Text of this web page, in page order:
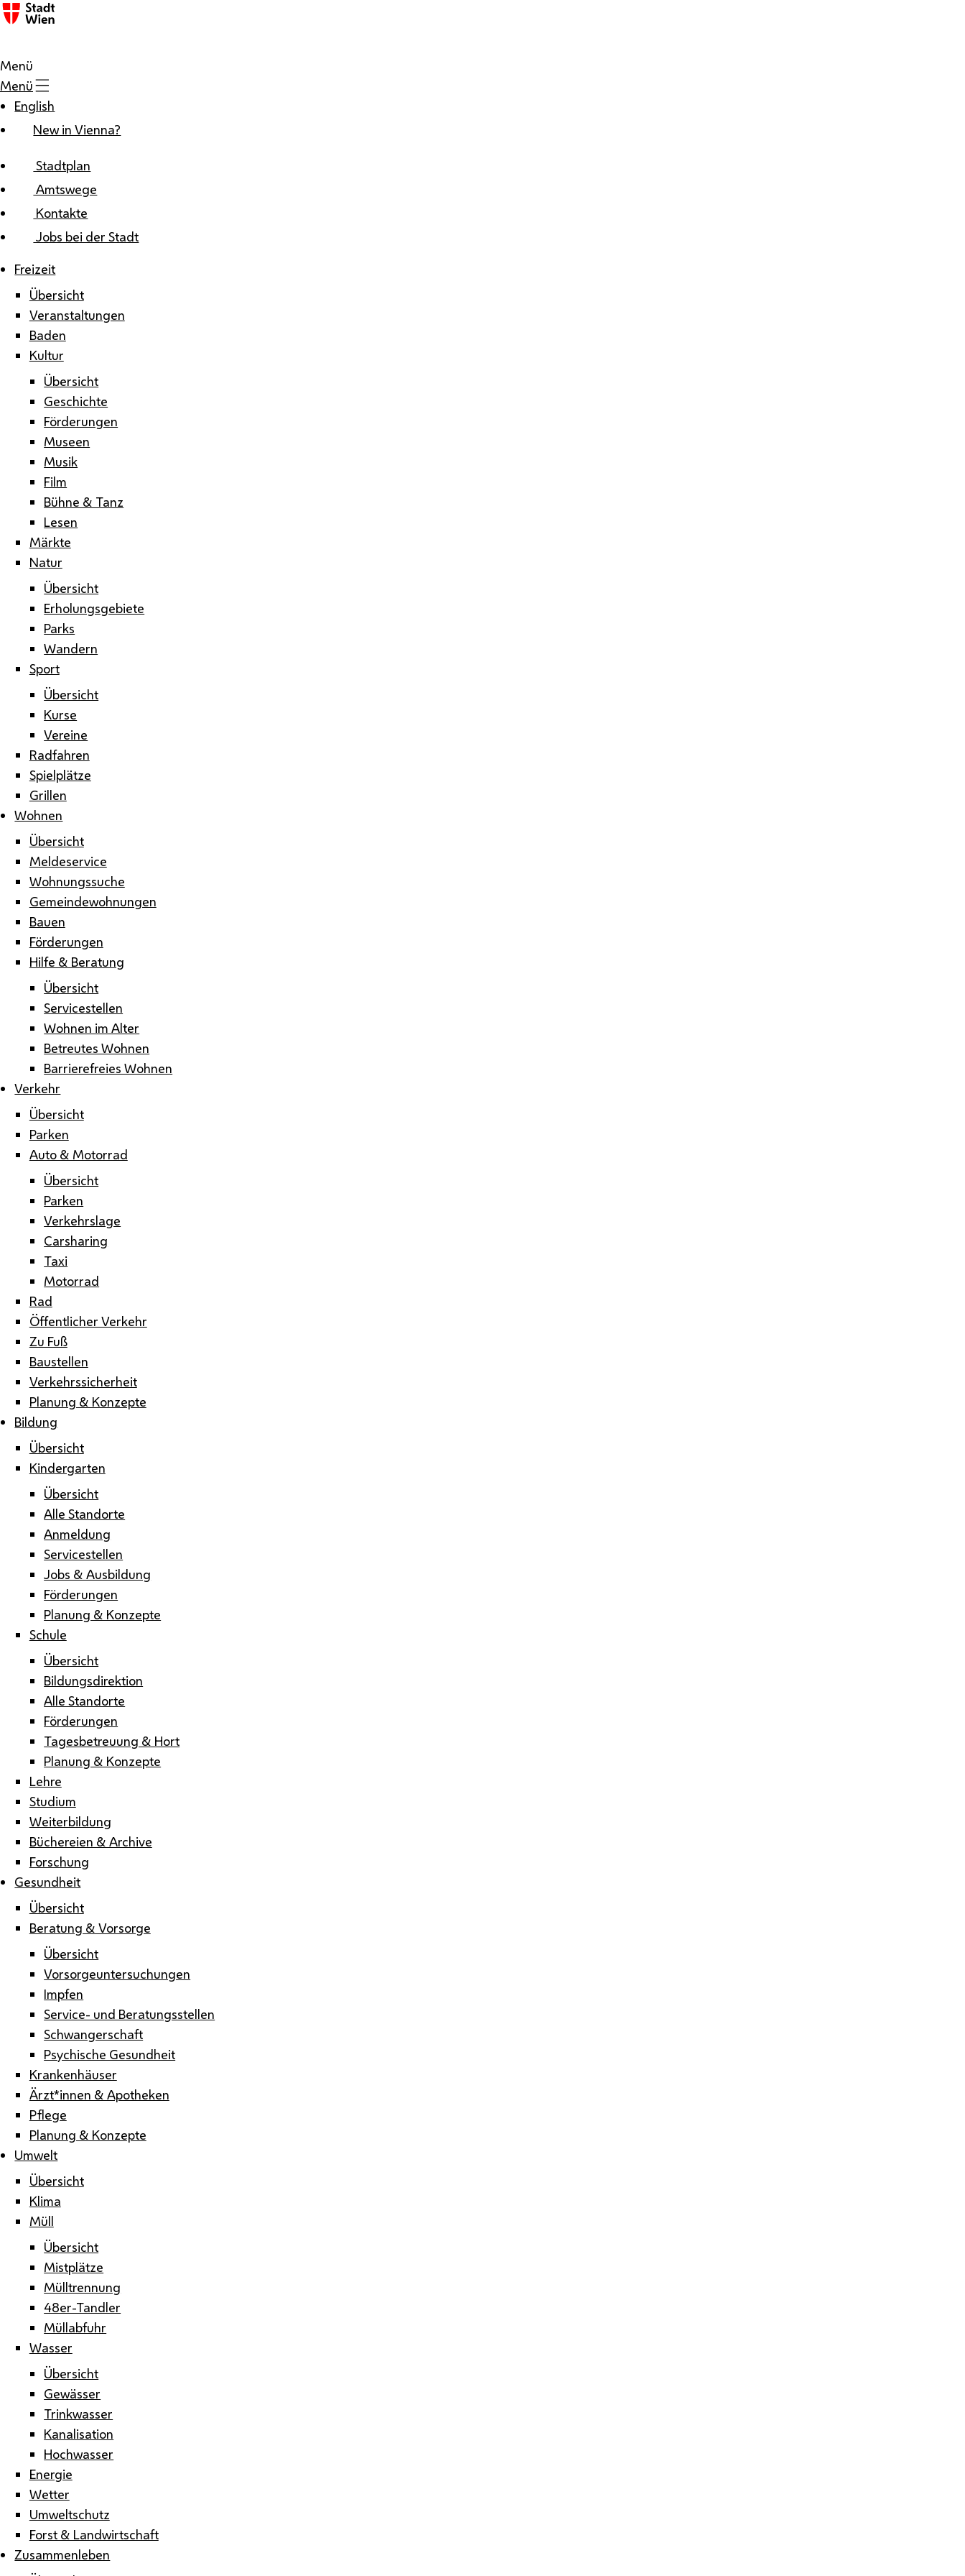
Zum Inhalt
Menü
Menü
English
New in Vienna?
Stadtplan
Amtswege
Kontakte
Jobs bei der Stadt
Freizeit
Übersicht
Veranstaltungen
Baden
Kultur
Übersicht
Geschichte
Förderungen
Museen
Musik
Film
Bühne & Tanz
Lesen
Märkte
Natur
Übersicht
Erholungsgebiete
Parks
Wandern
Sport
Übersicht
Kurse
Vereine
Radfahren
Spielplätze
Grillen
Wohnen
Übersicht
Meldeservice
Wohnungssuche
Gemeindewohnungen
Bauen
Förderungen
Hilfe & Beratung
Übersicht
Servicestellen
Wohnen im Alter
Betreutes Wohnen
Barrierefreies Wohnen
Verkehr
Übersicht
Parken
Auto & Motorrad
Übersicht
Parken
Verkehrslage
Carsharing
Taxi
Motorrad
Rad
Öffentlicher Verkehr
Zu Fuß
Baustellen
Verkehrssicherheit
Planung & Konzepte
Bildung
Übersicht
Kindergarten
Übersicht
Alle Standorte
Anmeldung
Servicestellen
Jobs & Ausbildung
Förderungen
Planung & Konzepte
Schule
Übersicht
Bildungsdirektion
Alle Standorte
Förderungen
Tagesbetreuung & Hort
Planung & Konzepte
Lehre
Studium
Weiterbildung
Büchereien & Archive
Forschung
Gesundheit
Übersicht
Beratung & Vorsorge
Übersicht
Vorsorgeuntersuchungen
Impfen
Service- und Beratungsstellen
Schwangerschaft
Psychische Gesundheit
Krankenhäuser
Ärzt*innen & Apotheken
Pflege
Planung & Konzepte
Umwelt
Übersicht
Klima
Müll
Übersicht
Mistplätze
Mülltrennung
48er-Tandler
Müllabfuhr
Wasser
Übersicht
Gewässer
Trinkwasser
Kanalisation
Hochwasser
Energie
Wetter
Umweltschutz
Forst & Landwirtschaft
Zusammenleben